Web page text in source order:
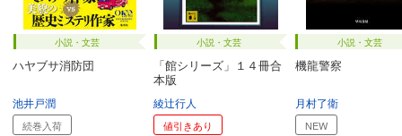
小説・文芸
ハヤブサ消防団
池井戸潤
続巻入荷
小説・文芸
「館シリーズ」１４冊合
本版
綾辻行人
値引きあり
小説・文芸
機龍警察
月村了衛
NEW